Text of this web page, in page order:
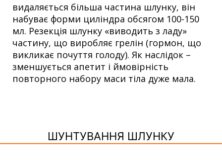
видаляється більша частина шлунку, він
набуває форми циліндра обсягом 100-150
мл. Резекція шлунку «виводить з ладу»
частину, що виробляє грелін (гормон, що
викликає почуття голоду). Як наслідок –
зменшується апетит і ймовірність
повторного набору маси тіла дуже мала.
ШУНТУВАННЯ ШЛУНКУ